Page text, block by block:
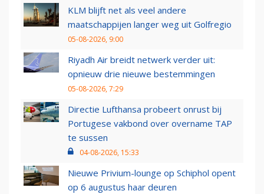
KLM blijft net als veel andere
maatschappijen langer weg uit Golfregio
05-08-2026, 9:00
Riyadh Air breidt netwerk verder uit:
opnieuw drie nieuwe bestemmingen
05-08-2026, 7:29
Directie Lufthansa probeert onrust bij
Portugese vakbond over overname TAP
te sussen
04-08-2026, 15:33
Nieuwe Privium-lounge op Schiphol opent
op 6 augustus haar deuren